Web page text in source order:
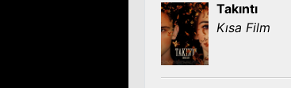
Takıntı
Kısa Film